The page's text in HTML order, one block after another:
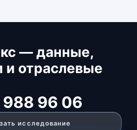
— данные,
и отраслевые
96 06
исследование